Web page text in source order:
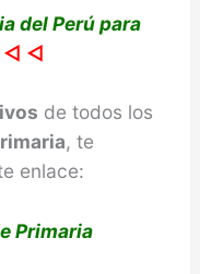
del Perú para
◁ ◁
de todos los
, te
enlace:
Primaria